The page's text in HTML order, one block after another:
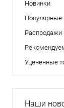
Новинки
Популярные
Распродажи
Уцененные
Наши